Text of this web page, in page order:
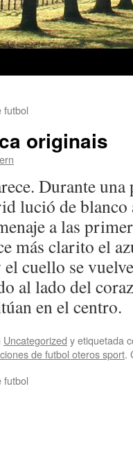
futbol
originais
Durante
lució de
a las
más clarito el
cuello se
al lado del
en el centro.
Uncategorized y etiquetada
de futbol oteros sport.
futbol